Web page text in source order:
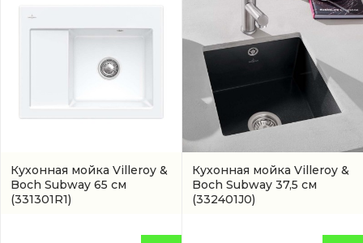
Кухонная мойка Villeroy &
Boch Subway 65 см
(331301R1)
Кухонная мойка Villeroy &
Boch Subway 37,5 см
(332401J0)